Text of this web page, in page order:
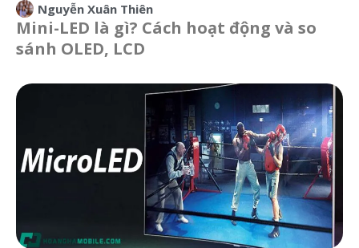
Nguyễn Xuân Thiên
Mini-LED là gì? Cách hoạt động và so
sánh OLED, LCD